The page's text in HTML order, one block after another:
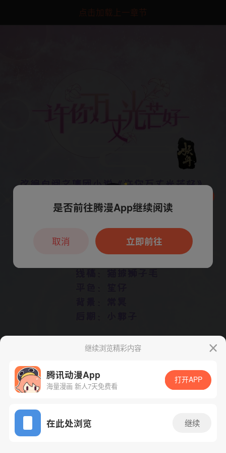
点击加载上一章节
App免费看
下一话 腾漫App免费看
继续浏览精彩内容
腾讯动漫App
海量漫画 新人7天免费看
打开APP
在此处浏览 继续
本章节仅支持App阅读，可打开App新用
户7天免费看
是否前往腾漫App继续阅读
立即前往
取消